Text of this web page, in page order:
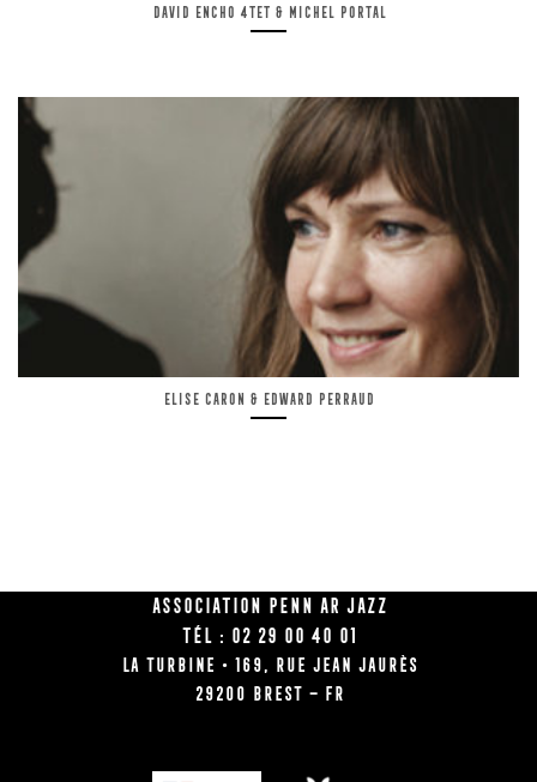
David Encho 4tet & Michel Portal
Elise Caron & Edward Perraud
Association Penn Ar Jazz
Tél : 02 29 00 40 01
La Turbine • 169, rue Jean Jaurès
29200 BREST – FR